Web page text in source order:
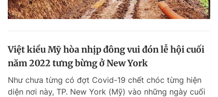
Việt kiều Mỹ hòa nhịp đông vui đón lễ hội cuối
năm 2022 tưng bừng ở New York
Như chưa từng có đợt Covid-19 chết chóc từng hiện
diện nơi này, TP. New York (Mỹ) vào những ngày cuối